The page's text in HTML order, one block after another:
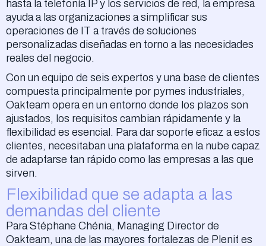
hasta la telefonía IP y los servicios de red, la empresa
ayuda a las organizaciones a simplificar sus
operaciones de IT a través de soluciones
personalizadas diseñadas en torno a las necesidades
reales del negocio.
Con un equipo de seis expertos y una base de clientes
compuesta principalmente por pymes industriales,
Oakteam opera en un entorno donde los plazos son
ajustados, los requisitos cambian rápidamente y la
flexibilidad es esencial. Para dar soporte eficaz a estos
clientes, necesitaban una plataforma en la nube capaz
de adaptarse tan rápido como las empresas a las que
sirven.
Flexibilidad que se adapta a las
demandas del cliente
Para Stéphane Chénia, Managing Director de
Oakteam, una de las mayores fortalezas de Plenit es